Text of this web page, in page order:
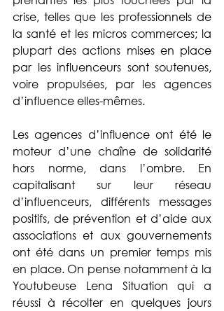
crise, telles que les professionnels de
la santé et les micros commerces; la
plupart des actions mises en place
par les influenceurs sont soutenues,
voire propulsées, par les agences
d’influence elles-mêmes.
Les agences d’influence ont été le
moteur d’une chaîne de solidarité
hors norme, dans l’ombre. En
capitalisant sur leur réseau
d’influenceurs, différents messages
positifs, de prévention et d’aide aux
associations et aux gouvernements
ont été dans un premier temps mis
en place. On pense notamment à la
Youtubeuse Lena Situation qui a
réussi à récolter en quelques jours